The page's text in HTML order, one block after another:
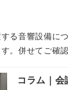
る音響設備に
。併せてご確認
コラム｜会